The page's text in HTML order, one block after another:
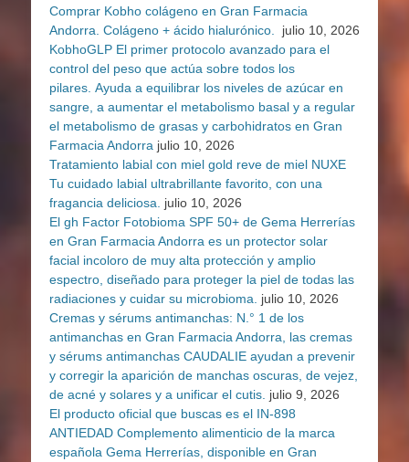
Comprar Kobho colágeno en Gran Farmacia
Andorra. Colágeno + ácido hialurónico.
julio 10, 2026
KobhoGLP El primer protocolo avanzado para el
control del peso que actúa sobre todos los
pilares. Ayuda a equilibrar los niveles de azúcar en
sangre, a aumentar el metabolismo basal y a regular
el metabolismo de grasas y carbohidratos en Gran
Farmacia Andorra julio 10, 2026
Tratamiento labial con miel gold reve de miel NUXE
Tu cuidado labial ultrabrillante favorito, con una
fragancia deliciosa.
julio 10, 2026
El gh Factor Fotobioma SPF 50+ de Gema Herrerías
en Gran Farmacia Andorra es un protector solar
facial incoloro de muy alta protección y amplio
espectro, diseñado para proteger la piel de todas las
radiaciones y cuidar su microbioma.
julio 10, 2026
Cremas y sérums antimanchas: N.° 1 de los
antimanchas en Gran Farmacia Andorra, las cremas
y sérums antimanchas CAUDALIE ayudan a prevenir
y corregir la aparición de manchas oscuras, de vejez,
de acné y solares y a unificar el cutis. julio 9, 2026
El producto oficial que buscas es el IN-898
ANTIEDAD Complemento alimenticio de la marca
española Gema Herrerías, disponible en Gran